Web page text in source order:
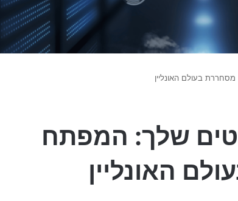
בעולם האונליין
שלך: המפתח
האונליין